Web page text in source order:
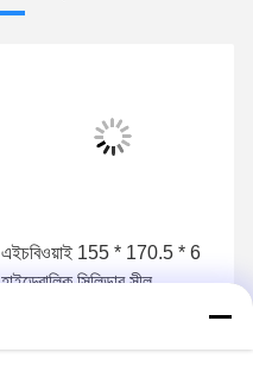
এইচবিওয়াই 155 * 170.5 * 6
হাইড্রোলিক সিলিন্ডার সীল